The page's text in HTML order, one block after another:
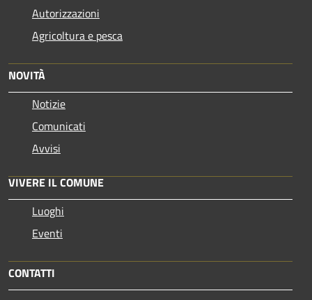
Autorizzazioni
Agricoltura e pesca
NOVITÀ
Notizie
Comunicati
Avvisi
VIVERE IL COMUNE
Luoghi
Eventi
CONTATTI